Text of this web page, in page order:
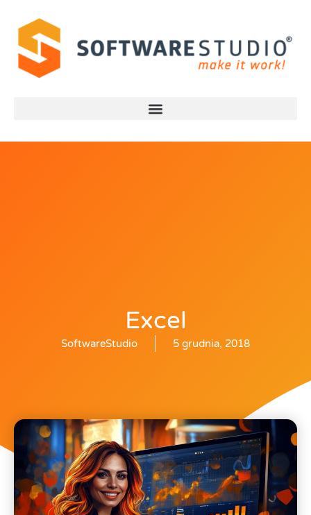
Excel
SoftwareStudio 5 grudnia, 2018